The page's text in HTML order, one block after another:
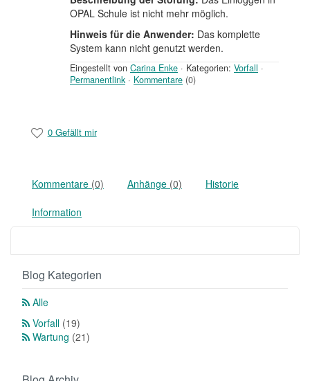
OPAL Schule ist nicht mehr möglich.
Hinweis für die Anwender: Das komplette
System kann nicht genutzt werden.
Eingestellt von Carina Enke · Kategorien: Vorfall ·
Permanentlink · Kommentare (0)
0 Gefällt mir
Kommentare (0) Anhänge (0) Historie
Information
Blog Kategorien
Alle
Vorfall (19)
Wartung (21)